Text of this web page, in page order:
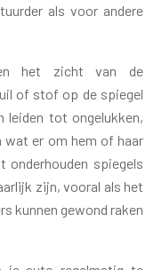
als voor andere
het zicht van de
of stof op de spiegel
tot ongelukken,
wat er om hem of haar
onderhouden spiegels
zijn, vooral als het
kunnen gewond raken